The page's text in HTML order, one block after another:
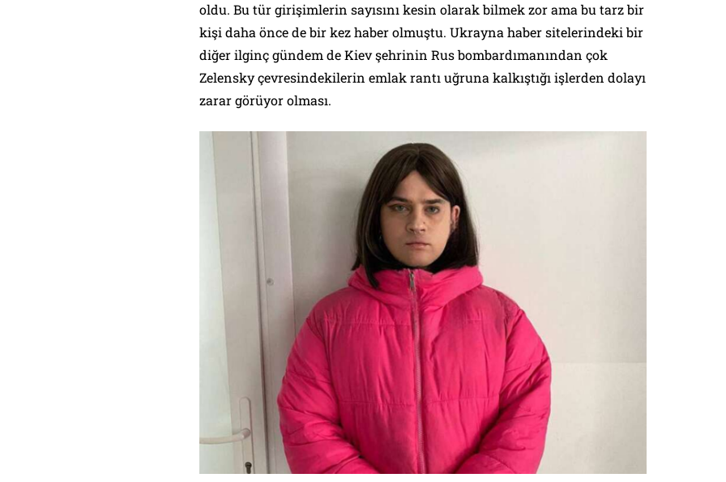
oldu. Bu tür girişimlerin sayısını kesin olarak bilmek zor ama bu tarz bir
kişi daha önce de bir kez haber olmuştu. Ukrayna haber sitelerindeki bir
diğer ilginç gündem de Kiev şehrinin Rus bombardımanından çok
Zelensky çevresindekilerin emlak rantı uğruna kalkıştığı işlerden dolayı
zarar görüyor olması.